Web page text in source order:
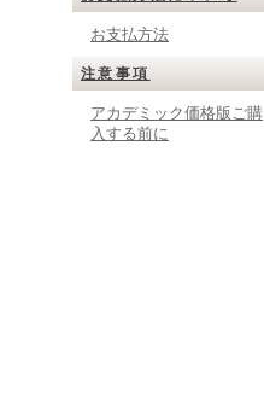
お支払方法
注意事項
アカデミック価格版ご購
入する前に